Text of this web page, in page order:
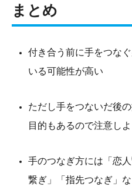
まとめ
付き合う前に手をつな
いる可能性が高い
ただし手をつないだ後
目的もあるので注意しよ
手のつなぎ方には「恋
繋ぎ」「指先つなぎ」